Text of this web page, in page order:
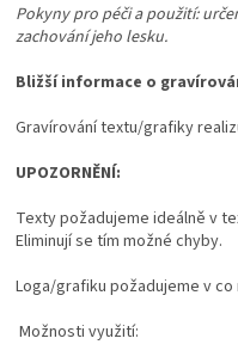
Pokyny pro péči a použití:
zachování jeho lesku.
Bližší informace o
Gravírování textu/grafiky
UPOZORNĚNÍ:
Texty požadujeme ideálně v
Eliminují se tím možné chyby.
Loga/grafiku požadujeme v
Možnosti využití: